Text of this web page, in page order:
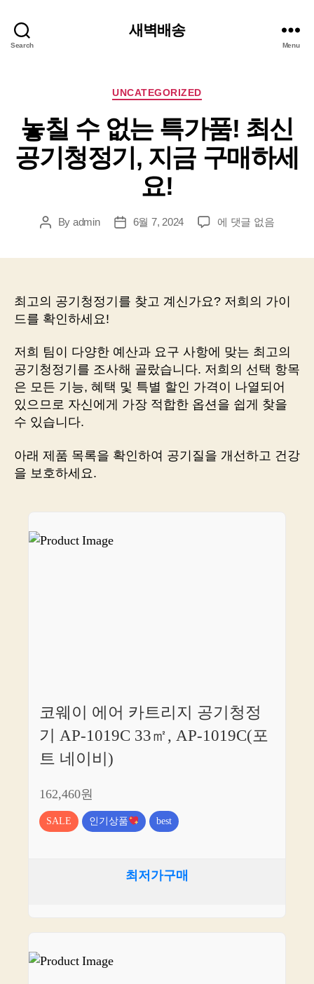
Search
새벽배송
Menu
Categories
UNCATEGORIZED
놓칠 수 없는 특가품! 최신
공기청정기, 지금 구매하세
요!
PostBy admin
Post6월 7, 2024
놓
특
최
신
공
기
청
지
하
에 댓글 없음
최고의 공기청정기를 찾고 계신가요? 저희의 가이
드를 확인하세요!
저희 팀이 다양한 예산과 요구 사항에 맞는 최고의
공기청정기를 조사해 골랐습니다. 저희의 선택 항목
은 모든 기능, 혜택 및 특별 할인 가격이 나열되어
있으므로 자신에게 가장 적합한 옵션을 쉽게 찾을
수 있습니다.
아래 제품 목록을 확인하여 공기질을 개선하고 건강
을 보호하세요.
코웨이 에어 카트리지 공기청정
기 AP-1019C 33㎡, AP-1019C(포
트 네이비)
162,460원
SALE 인기상품 best
최저가구매